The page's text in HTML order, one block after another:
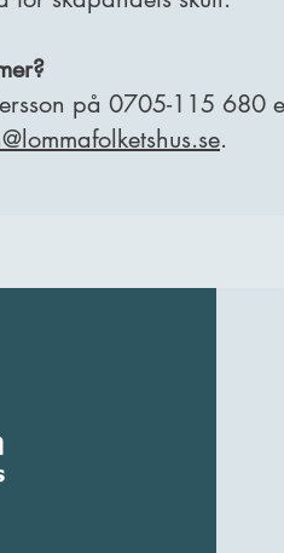
på 0705-115 680
.